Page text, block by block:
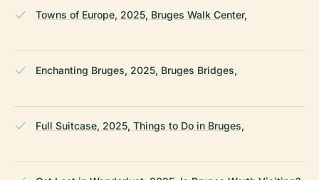
Towns of Europe, 2025, Bruges Walk Center,
Enchanting Bruges, 2025, Bruges Bridges,
Full Suitcase, 2025, Things to Do in Bruges,